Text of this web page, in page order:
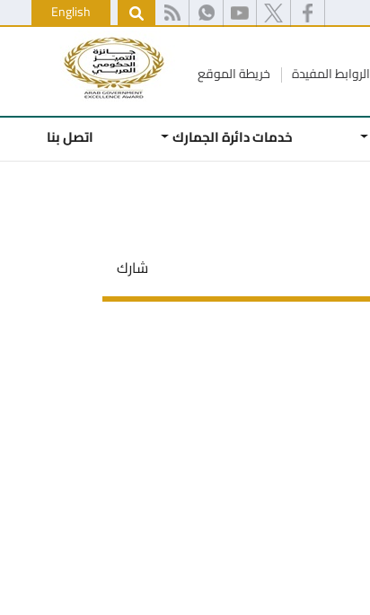
English
الروابط المفيدة خريطة الموقع
خدمات دائرة الجمارك اتصل بنا
شارك